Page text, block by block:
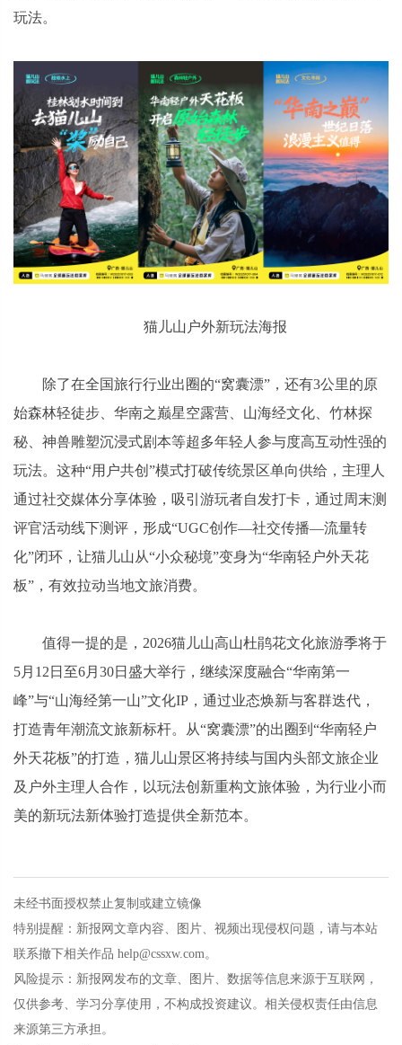
玩法。
猫儿山户外新玩法海报
除了在全国旅行行业出圈的“窝囊漂”，还有3公里的原
始森林轻徒步、华南之巅星空露营、山海经文化、竹林探
秘、神兽雕塑沉浸式剧本等超多年轻人参与度高互动性强的
玩法。这种“用户共创”模式打破传统景区单向供给，主理人
通过社交媒体分享体验，吸引游玩者自发打卡，通过周末测
评官活动线下测评，形成“UGC创作—社交传播—流量转
化”闭环，让猫儿山从“小众秘境”变身为“华南轻户外天花
板”，有效拉动当地文旅消费。
值得一提的是，2026猫儿山高山杜鹃花文化旅游季将于
5月12日至6月30日盛大举行，继续深度融合“华南第一
峰”与“山海经第一山”文化IP，通过业态焕新与客群迭代，
打造青年潮流文旅新标杆。从“窝囊漂”的出圈到“华南轻户
外天花板”的打造，猫儿山景区将持续与国内头部文旅企业
及户外主理人合作，以玩法创新重构文旅体验，为行业小而
美的新玩法新体验打造提供全新范本。
未经书面授权禁止复制或建立镜像
特别提醒：新报网文章内容、图片、视频出现侵权问题，请与本站
联系撤下相关作品 help@cssxw.com。
风险提示：新报网发布的文章、图片、数据等信息来源于互联网，
仅供参考、学习分享使用，不构成投资建议。相关侵权责任由信息
来源第三方承担。